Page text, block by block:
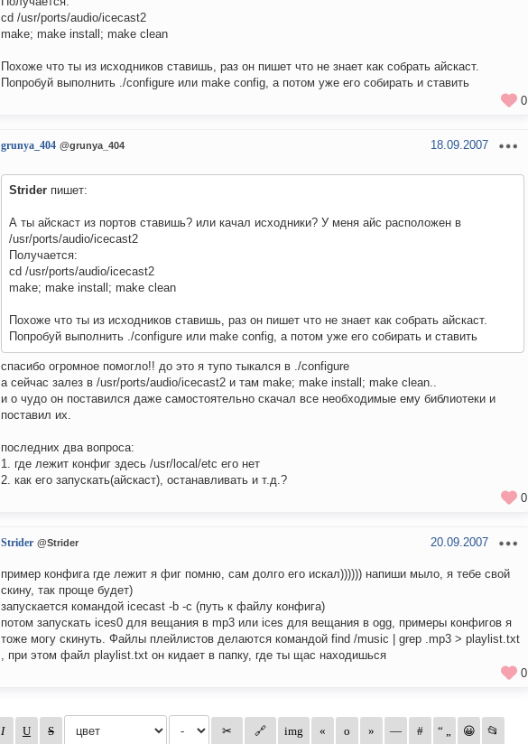
cd /usr/ports/audio/icecast2
make; make install; make clean
Похоже что ты из исходников ставишь, раз он пишет что не знает как собрать айскаст.
Попробуй выполнить ./configure или make config, а потом уже его собирать и ставить
0
grunya_404 @grunya_404 18.09.2007
Strider пишет:
А ты айскаст из портов ставишь? или качал исходники? У меня айс расположен в
/usr/ports/audio/icecast2
Получается:
cd /usr/ports/audio/icecast2
make; make install; make clean
Похоже что ты из исходников ставишь, раз он пишет что не знает как собрать айскаст.
Попробуй выполнить ./configure или make config, а потом уже его собирать и ставить
спасибо огромное помогло!! до это я тупо тыкался в ./configure
а сейчас залез в /usr/ports/audio/icecast2 и там make; make install; make clean..
и о чудо он поставился даже самостоятельно скачал все необходимые ему библиотеки и
поставил их.
последних два вопроса:
1. где лежит конфиг здесь /usr/local/etc его нет
2. как его запускать(айскаст), останавливать и т.д.?
0
Strider @Strider 20.09.2007
пример конфига где лежит я фиг помню, сам долго его искал)))))) напиши мыло, я тебе свой
скину, так проще будет)
запускается командой icecast -b -c (путь к файлу конфига)
потом запускать ices0 для вещания в mp3 или ices для вещания в ogg, примеры конфигов я
тоже могу скинуть. Файлы плейлистов делаются командой find /music | grep .mp3 > playlist.txt
, при этом файл playlist.txt он кидает в папку, где ты щас находишься
0